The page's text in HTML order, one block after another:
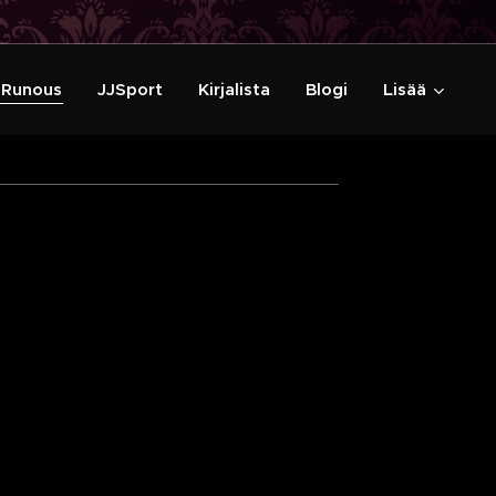
Runous JJSport Kirjalista Blogi Lisää